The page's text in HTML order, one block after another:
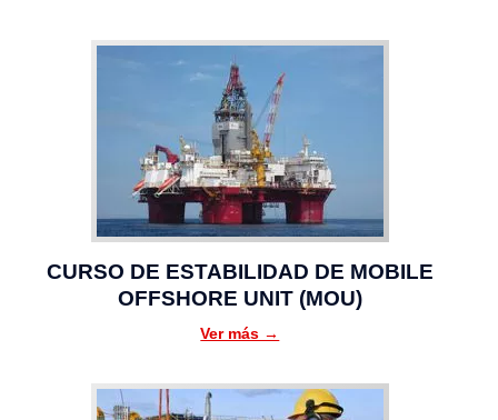
CURSO DE ESTABILIDAD DE MOBILE
OFFSHORE UNIT (MOU)
Ver más →